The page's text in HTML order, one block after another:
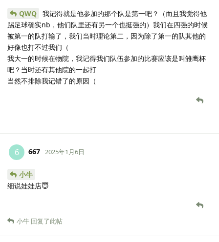
QWQ
我记得就是他参加的那个队是第一吧？（而且我觉得他
踢足球确实nb，他们队里还有另一个也挺强的）我们在四强的时候
被第一的队打输了，我们当时理论第二，因为除了第一的队其他的
好像也打不过我们（
我大一的时候在物院，我记得我们队伍参加的比赛应该是叫雏鹰杯
吧？当时还有其他院的一起打
当然不排除我记错了的原因（
6 667 2025年1月6日
小牛
细说娃娃店😇
小牛 回复了此帖